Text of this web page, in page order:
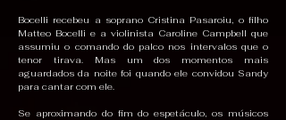
Bocelli recebeu a soprano Cristina Pasaroiu, o filho
Matteo Bocelli e a violinista Caroline Campbell que
assumiu o comando do palco nos intervalos que o
tenor tirava. Mas um dos momentos mais
aguardados da noite foi quando ele convidou Sandy
para cantar com ele.
Se aproximando do fim do espetáculo, os músicos